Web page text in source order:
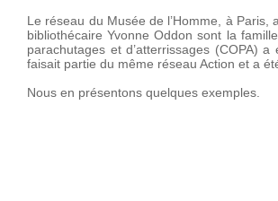
Le réseau du Musée de l’Homme, à
bibliothécaire Yvonne Oddon sont la
parachutages et d’atterrissages (COPA)
faisait partie du même réseau Action et a
Nous en présentons quelques exemples.